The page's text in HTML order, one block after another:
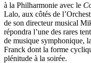
à la Philharmonie avec le
Lalo, aux côtés de
de son directeur musical
répondra l’une des rares
de musique symphonique, la
Franck dont la forme
plénitude à la soirée.